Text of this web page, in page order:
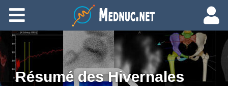
Ajouter du contenu
Résumé des Hivernales